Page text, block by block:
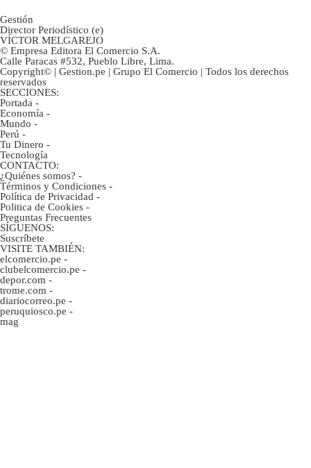
Gestión
Director Periodístico (e)
VÍCTOR MELGAREJO
© Empresa Editora El Comercio S.A.
Calle Paracas #532, Pueblo Libre, Lima.
Copyright© | Gestion.pe | Grupo El Comercio | Todos los derechos
reservados
SECCIONES:
Portada -
Economía -
Mundo -
Perú -
Tu Dinero -
Tecnología
CONTACTO:
¿Quiénes somos? -
Términos y Condiciones -
Política de Privacidad -
Politica de Cookies -
Preguntas Frecuentes
SÍGUENOS:
Suscríbete
VISITE TAMBIÉN:
elcomercio.pe -
clubelcomercio.pe -
depor.com -
trome.com -
diariocorreo.pe -
peruquiosco.pe -
mag